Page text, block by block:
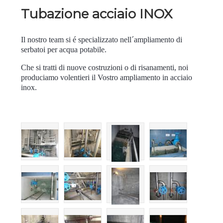
Tubazione acciaio INOX
Il nostro team si é specializzato nell´ampliamento di
serbatoi per acqua potabile.
Che si tratti di nuove costruzioni o di risanamenti, noi
produciamo volentieri il Vostro ampliamento in acciaio
inox.